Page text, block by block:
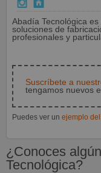
Abadía Tecnológica
soluciones de
profesionales y
Suscríbete a
tengamos nuevos
Puedes ver un ejemplo
¿Conoces
Tecnológica?